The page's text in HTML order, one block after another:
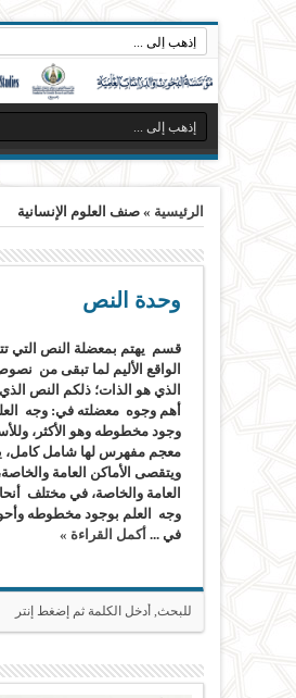
الرئيسية »صنف العلوم الإنسانية
وحدة النص
قسم يهتم بمعضلة النص التي
الواقع الأليم لما تبقى من
الذي هو الذات؛ ذلكم النص
أهم وجوه معضلته في: وجه
وجود مخطوطه وهو الأكثر،
معجم مفهرس لها شامل
ويتقصى الأماكن العامة
العامة والخاصة، في مختلف
وجه العلم بوجود مخطوطه
في ... أكمل القراءة »